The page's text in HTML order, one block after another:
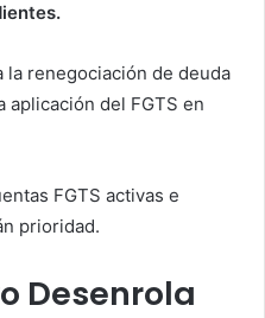
la renegociación de deuda
aplicación del FGTS en
FGTS activas e
prioridad.
Desenrola